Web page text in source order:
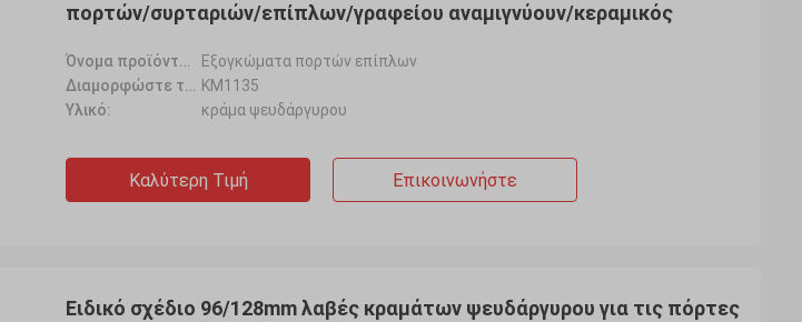
πορτών/συρταριών/επίπλων/γραφείου αναμιγνύουν/κεραμικός
Εξογκώματα πορτών επίπλων
KM1135
Υλικό:
κράμα ψευδάργυρου
Καλύτερη Τιμή Επικοινωνήστε
Ειδικό σχέδιο 96/128mm λαβές κραμάτων ψευδάργυρου για τις πόρτες